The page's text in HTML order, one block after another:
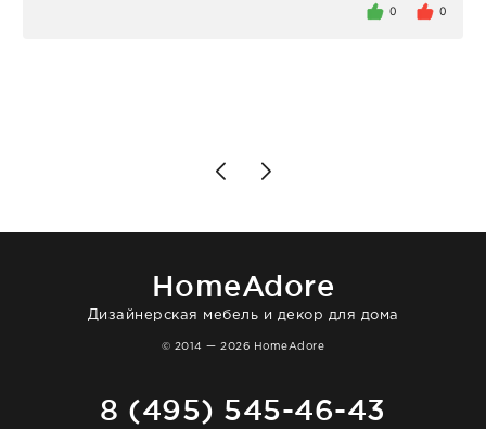
то качество выше всяких похвал. Выглядит
0 0
HomeAdore
Дизайнерская мебель и декор для дома
© 2014 — 2026 HomeAdore
8 (495) 545-46-43